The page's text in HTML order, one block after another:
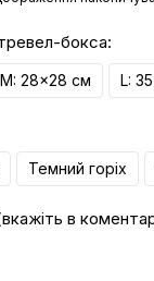
бокса:
M: 28x28 см L:
Темний горіх
в